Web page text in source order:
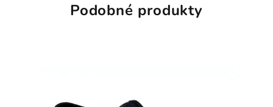
Podobné produkty